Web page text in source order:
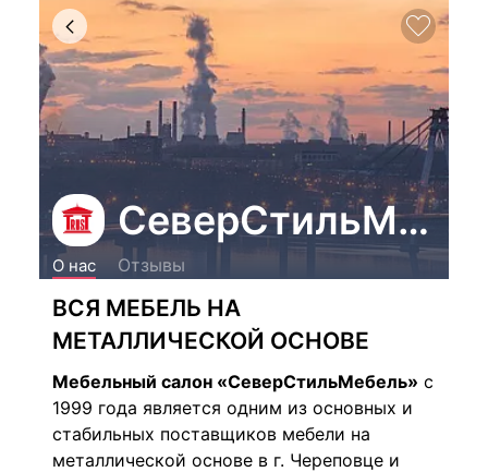
О нас Отзывы
ВСЯ МЕБЕЛЬ НА
МЕТАЛЛИЧЕСКОЙ ОСНОВЕ
Мебельный салон «СеверСтильМебель» с
1999 года является одним из основных и
стабильных поставщиков мебели на
металлической основе в г. Череповце и